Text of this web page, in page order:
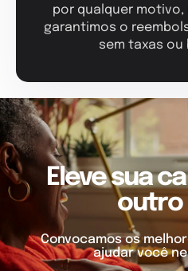
por qualquer motivo,
garantimos o
sem taxas ou
Eleve sua
outro
Convocamos os
ajudar você